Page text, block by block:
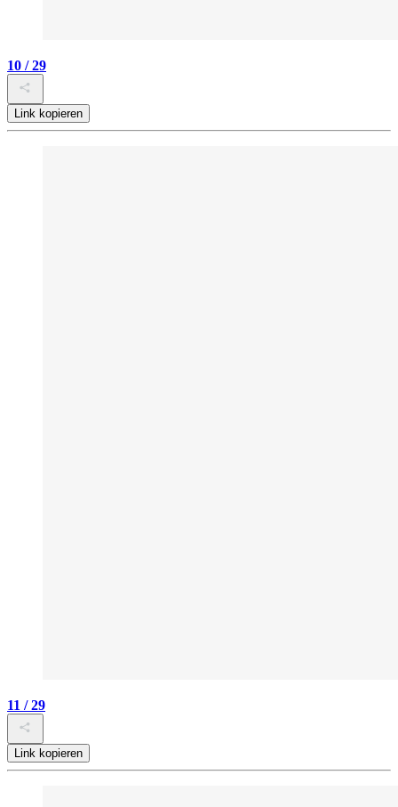
10 / 29
Link kopieren
11 / 29
Link kopieren